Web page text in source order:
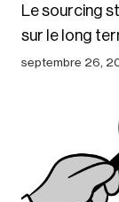
Le sourcing
sur le long
septembre 26,